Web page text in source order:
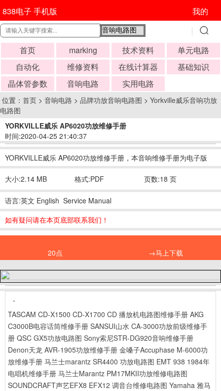
838电子 手机版 我的
首页 marking 技术资料
单元电路
自动化
维修资料 在线计算器
基础知识
晶体管参数
音响电路 实用电路
位置： 首页 > 音响电路 > 品牌功放音响电路图 > Yorkville威乐音响功放
电路图
YORKVILLE威乐 AP6020功放维修手册
时间:2020-04-25 21:40:37
YORKVILLE威乐 AP6020功放维修手册，本音响维修手册为电子版
大小:2.14 MB 格式:PDF 页数:18 页
语言:英文 English Service Manual
如有疑问请在本页底部联系我们！
20点 →马上下载
-
TASCAM CD-X1500 CD-X1700 CD 播放机电路图维修手册 AKG
C3000B电容话筒维修手册 SANSUI山水 CA-3000功放前级维修手
册 QSC GX5功放电路图 Sony索尼STR-DG920音响维修手册
Denon天龙 AVR-1905功放维修手册 金嗓子Accuphase M-6000功
放维修手册 马兰士marantz SR4400 功放电路图 EMT 938 1984年
电唱机维修手册 马兰士Marantz PM17MKII功放维修电路图
SOUNDCRAFT声艺EFX8 EFX12 调音台维修电路图 Yamaha 雅马